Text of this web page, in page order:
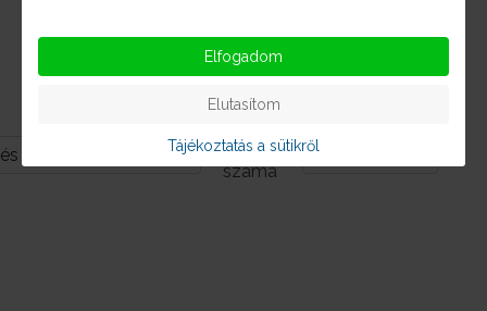
Kozbeszerzesi_terv_2025.pdf
Letöltés
Részletek
Kijelzettek
száma
Elfogadom
Elutasítom
Tájékoztatás a sütikről